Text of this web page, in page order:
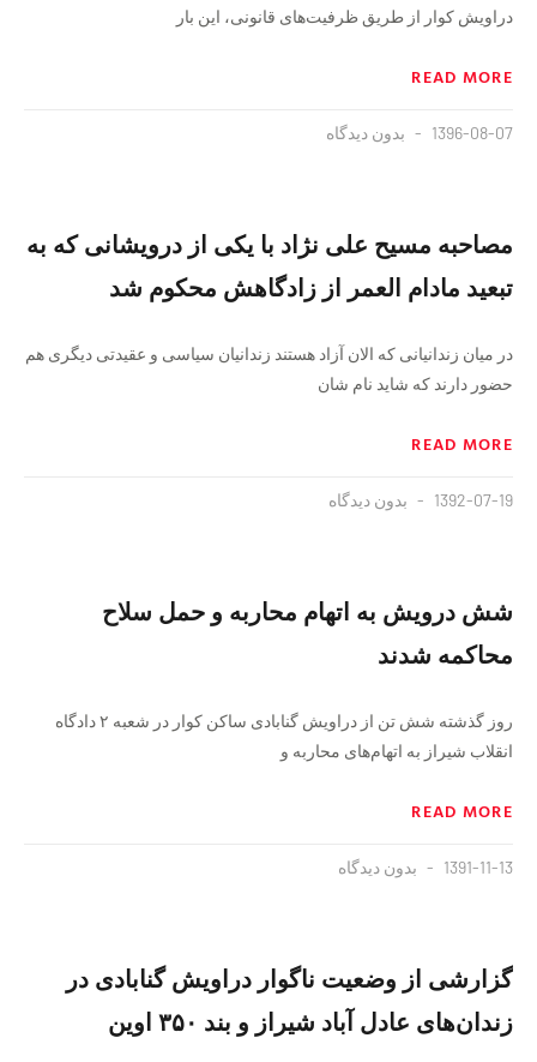
دراویش کوار از طریق ظرفیت‌های قانونی، این بار
READ MORE
1396-08-07 بدون دیدگاه
مصاحبه مسیح علی نژاد با یکی از درویشانی که به
تبعید مادام العمر از زادگاهش محکوم شد
در میان زندانیانی که الان آزاد هستند زندانیان سیاسی و عقیدتی دیگری هم
حضور دارند که شاید نام شان
READ MORE
1392-07-19 بدون دیدگاه
شش درویش به اتهام محاربه و حمل سلاح
محاکمه شدند
روز گذشته شش تن از دراویش گنابادی ساکن کوار در شعبه ۲ دادگاه
انقلاب شیراز به اتهام‌های محاربه و
READ MORE
1391-11-13 بدون دیدگاه
گزارشی از وضعیت ناگوار دراویش گنابادی در
زندان‌های عادل آباد شیراز و بند ۳۵۰ اوین